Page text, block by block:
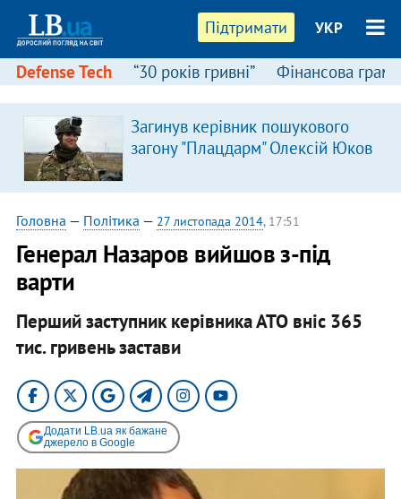
Підтримати УКР
Defense Tech “30 років гривні” Фінансова
Загинув керівник пошукового
загону "Плацдарм" Олексій Юков
Головна — Політика — 27 листопада 2014, 17:51
Генерал Назаров вийшов з-під
варти
Перший заступник керівника АТО вніс 365
тис. гривень застави
Додати LB.ua як бажане
джерело в Google